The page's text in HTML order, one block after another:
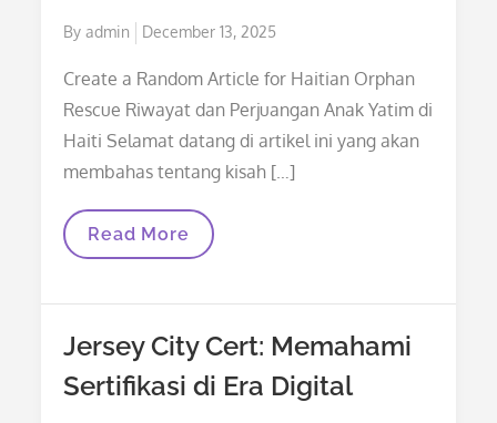
Byadmin
Posted
December 13, 2025
Create a Random Article for Haitian Orphan
Rescue Riwayat dan Perjuangan Anak Yatim di
Haiti Selamat datang di artikel ini yang akan
membahas tentang kisah […]
Riwayat
Dan
Yatim
Haiti
Read More
Jersey City Cert: Memahami
Sertifikasi di Era Digital